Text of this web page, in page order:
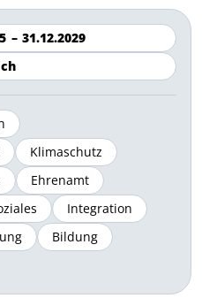
– 31.12.2029
Klimaschutz
Ehrenamt
Integration
Bildung